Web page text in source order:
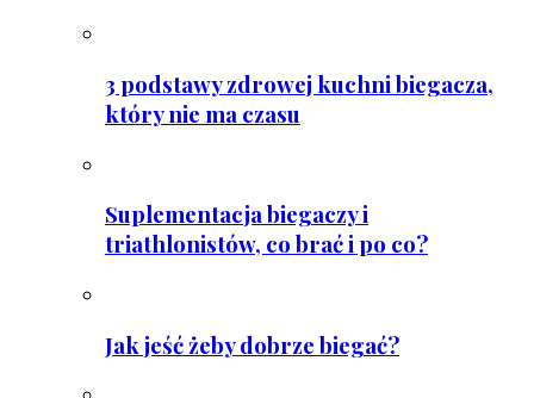
3 podstawy zdrowej kuchni biegacza,
który nie ma czasu
Suplementacja biegaczy i
triathlonistów, co brać i po co?
Jak jeść żeby dobrze biegać?